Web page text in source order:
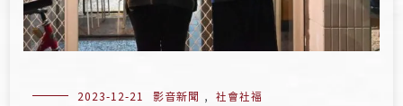
2023-12-21 影音新聞 , 社會社福